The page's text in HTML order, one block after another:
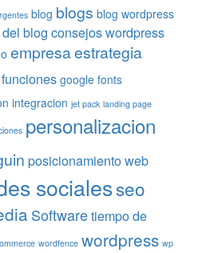
blog blogs blog wordpress
blog consejos wordpress
empresaestrategia
funciones google fonts
integracion jet pack landing page
personalizacion
posicionamiento web
socialesseo
Softwaretiempo de
wordfence wordpress wp